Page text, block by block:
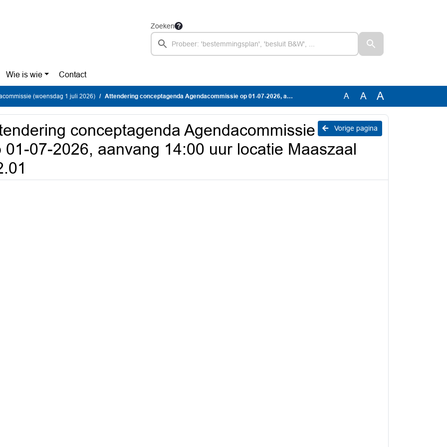
Zoeken
Wie is wie Contact
(woensdag 1 juli 2026) Attendering conceptagenda Agendacommissie op 01-07-2026, aanvang 14:00 uur locatie Maaszaal D2.01 A A A
Vorige pagina
conceptagenda Agendacommissie
01-07-2026, aanvang 14:00 uur locatie Maaszaal